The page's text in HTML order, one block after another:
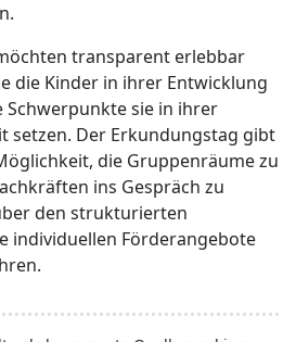
transparent erlebbar
die Kinder in ihrer Entwicklung
Schwerpunkte sie in ihrer
setzen. Der Erkundungstag gibt
die Gruppenräume zu
ins Gespräch zu
den strukturierten
individuellen Förderangebote